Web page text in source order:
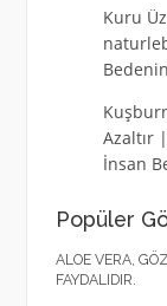
Kuru
Azaltır
İnsan
Popüler
ALOE VERA,
FAYDALIDIR.